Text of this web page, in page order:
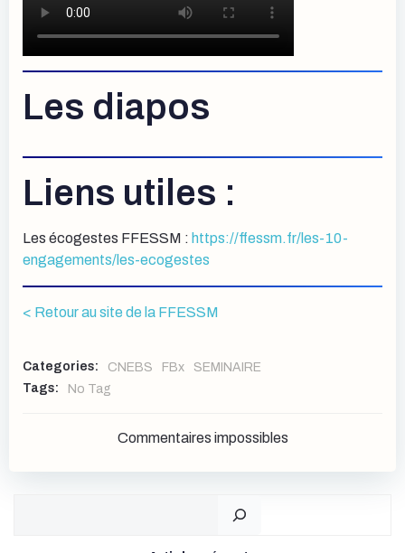
Les diapos
Liens utiles :
Les écogestes FFESSM : https://ffessm.fr/les-10-
engagements/les-ecogestes
< Retour au site de la FFESSM
Categories: CNEBS FBx
SEMINAIRE
Tags:
No Tag
Commentaires impossibles